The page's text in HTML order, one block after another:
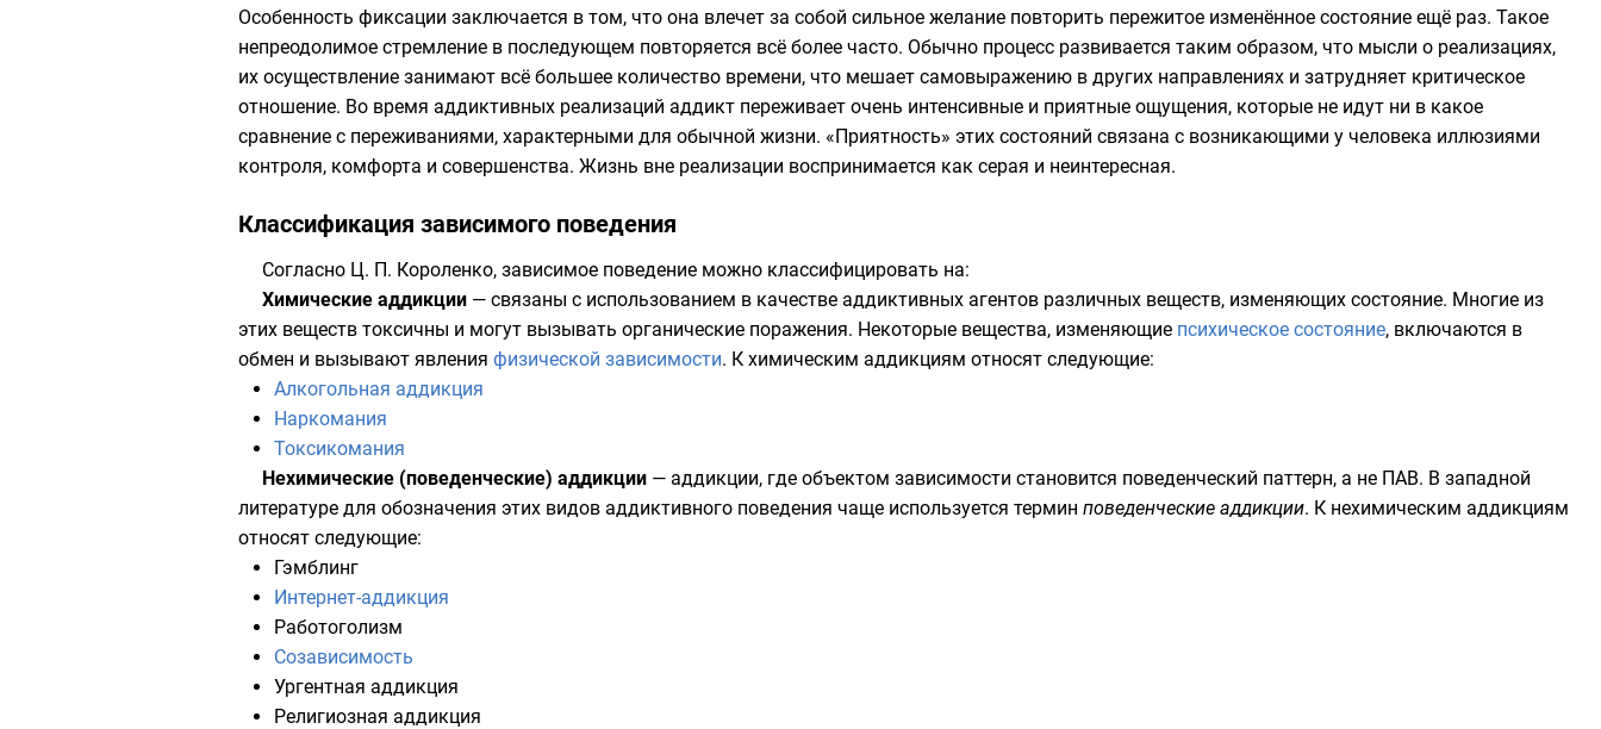
Особенность фиксации заключается в том, что она влечет за собой сильное желание повторить пережитое изменённое состояние ещё раз. Такое
непреодолимое стремление в последующем повторяется всё более часто. Обычно процесс развивается таким образом, что мысли о реализациях,
их осуществление занимают всё большее количество времени, что мешает самовыражению в других направлениях и затрудняет критическое
отношение. Во время аддиктивных реализаций аддикт переживает очень интенсивные и приятные ощущения, которые не идут ни в какое
сравнение с переживаниями, характерными для обычной жизни. «Приятность» этих состояний связана с возникающими у человека иллюзиями
контроля, комфорта и совершенства. Жизнь вне реализации воспринимается как серая и неинтересная.
Классификация зависимого поведения
Согласно Ц. П. Короленко, зависимое поведение можно классифицировать на:
Химические аддикции — связаны с использованием в качестве аддиктивных агентов различных веществ, изменяющих состояние. Многие из
этих веществ токсичны и могут вызывать органические поражения. Некоторые вещества, изменяющие психическое состояние, включаются в
обмен и вызывают явления физической зависимости. К химическим аддикциям относят следующие:
Алкогольная аддикция
Наркомания
Токсикомания
Нехимические (поведенческие) аддикции — аддикции, где объектом зависимости становится поведенческий паттерн, а не ПАВ. В западной
литературе для обозначения этих видов аддиктивного поведения чаще используется термин поведенческие аддикции. К нехимическим аддикциям
относят следующие:
Гэмблинг
Интернет-аддикция
Работоголизм
Созависимость
Ургентная аддикция
Религиозная аддикция